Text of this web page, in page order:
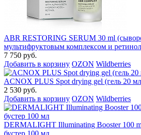
ABR RESTORING SERUM 30 ml
мультифруктовым комплексом и
7 750 руб.
Добавить в корзину OZON Wildberries
ACNOX PLUS Spot drying gel (гель 20
2 530 руб.
Добавить в корзину OZON Wildberries
DERMALIGHT Illuminating Booster 100